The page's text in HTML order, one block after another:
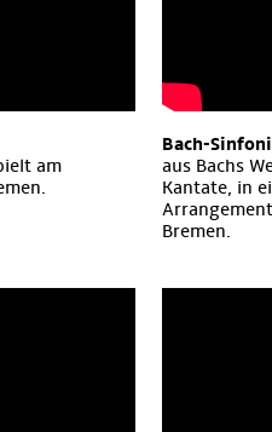
am
Bach-
aus Bachs
Kantate, in
Bremen.